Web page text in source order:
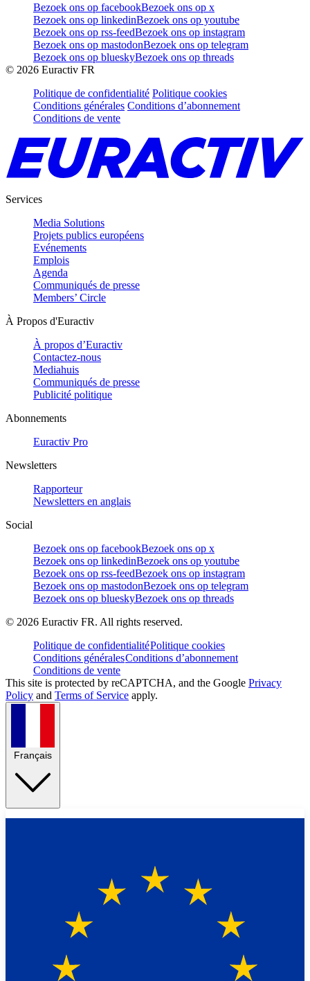
Bezoek ons op facebookBezoek ons op x
Bezoek ons op linkedinBezoek ons op youtube
Bezoek ons op rss-feedBezoek ons op instagram
Bezoek ons op mastodonBezoek ons op telegram
Bezoek ons op blueskyBezoek ons op threads
© 2026 Euractiv FR
Politique de confidentialité Politique cookies
Conditions générales Conditions d’abonnement
Conditions de vente
Services
Media Solutions
Projets publics européens
Evénements
Emplois
Agenda
Communiqués de presse
Members’ Circle
À Propos d'Euractiv
À propos d’Euractiv
Contactez-nous
Mediahuis
Communiqués de presse
Publicité politique
Abonnements
Euractiv Pro
Newsletters
Rapporteur
Newsletters en anglais
Social
Bezoek ons op facebookBezoek ons op x
Bezoek ons op linkedinBezoek ons op youtube
Bezoek ons op rss-feedBezoek ons op instagram
Bezoek ons op mastodonBezoek ons op telegram
Bezoek ons op blueskyBezoek ons op threads
© 2026 Euractiv FR. All rights reserved.
Politique de confidentialitéPolitique cookies
Conditions généralesConditions d’abonnement
Conditions de vente
This site is protected by reCAPTCHA, and the Google Privacy
Policy and Terms of Service apply.
Français